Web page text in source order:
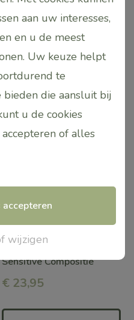
5.00
€32,95
Toevoegen
aan
worden
op
de
productpagina
Sensitive Compositie
€ 23,95
aan uw interesses,
en u de meest
Uw keuze helpt
te
die aansluit bij
u de cookies
of alles
wijzigen